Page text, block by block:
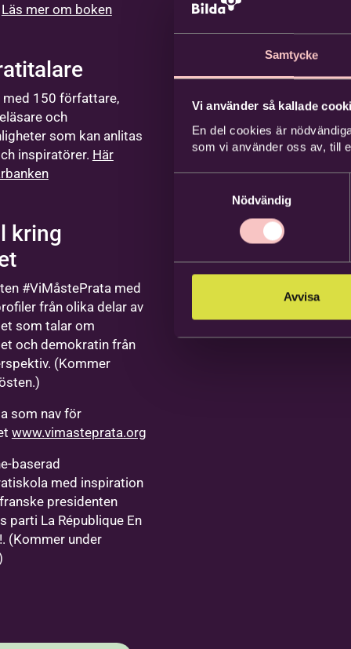
Samtycke
Vi använder så kallade
En del cookies är
som vi använder oss av, till
Nödvändig
Avvisa
Läs mer om boken
med 150 författare,
och
som kan anlitas
inspiratörer. Här
kring
#ViMåstePrata med
från olika delar av
som talar om
och demokratin från
(Kommer
som nav för
www.vimasteprata.org
baserad
med inspiration
presidenten
parti La République En
(Kommer under